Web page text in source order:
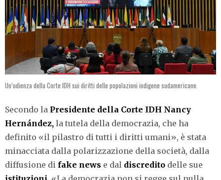
Un’udienza della Corte IDH sui diritti delle popolazioni indigene sudamericane.
Secondo la Presidente della Corte IDH Nancy
Hernández, la tutela della democrazia, che ha
definito «il pilastro di tutti i diritti umani», è stata
minacciata dalla polarizzazione della società, dalla
diffusione di fake news e dal discredito delle sue